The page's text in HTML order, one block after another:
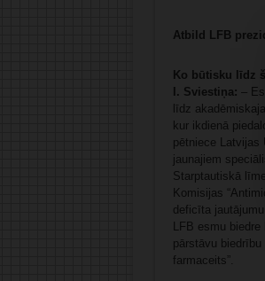
Atbild LFB
Ko būtisku līdz
I. Sviestiņa: –
līdz
kur ikdienā
pētniece Latvijas
jaunajiem
Starptautiskā
Komisijas
deficīta
LFB esmu
pārstāvu
farmaceits”.